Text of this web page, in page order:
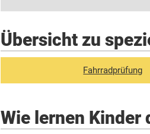
Übersicht zu
Fahrradprüfung
Wie lernen Kinder